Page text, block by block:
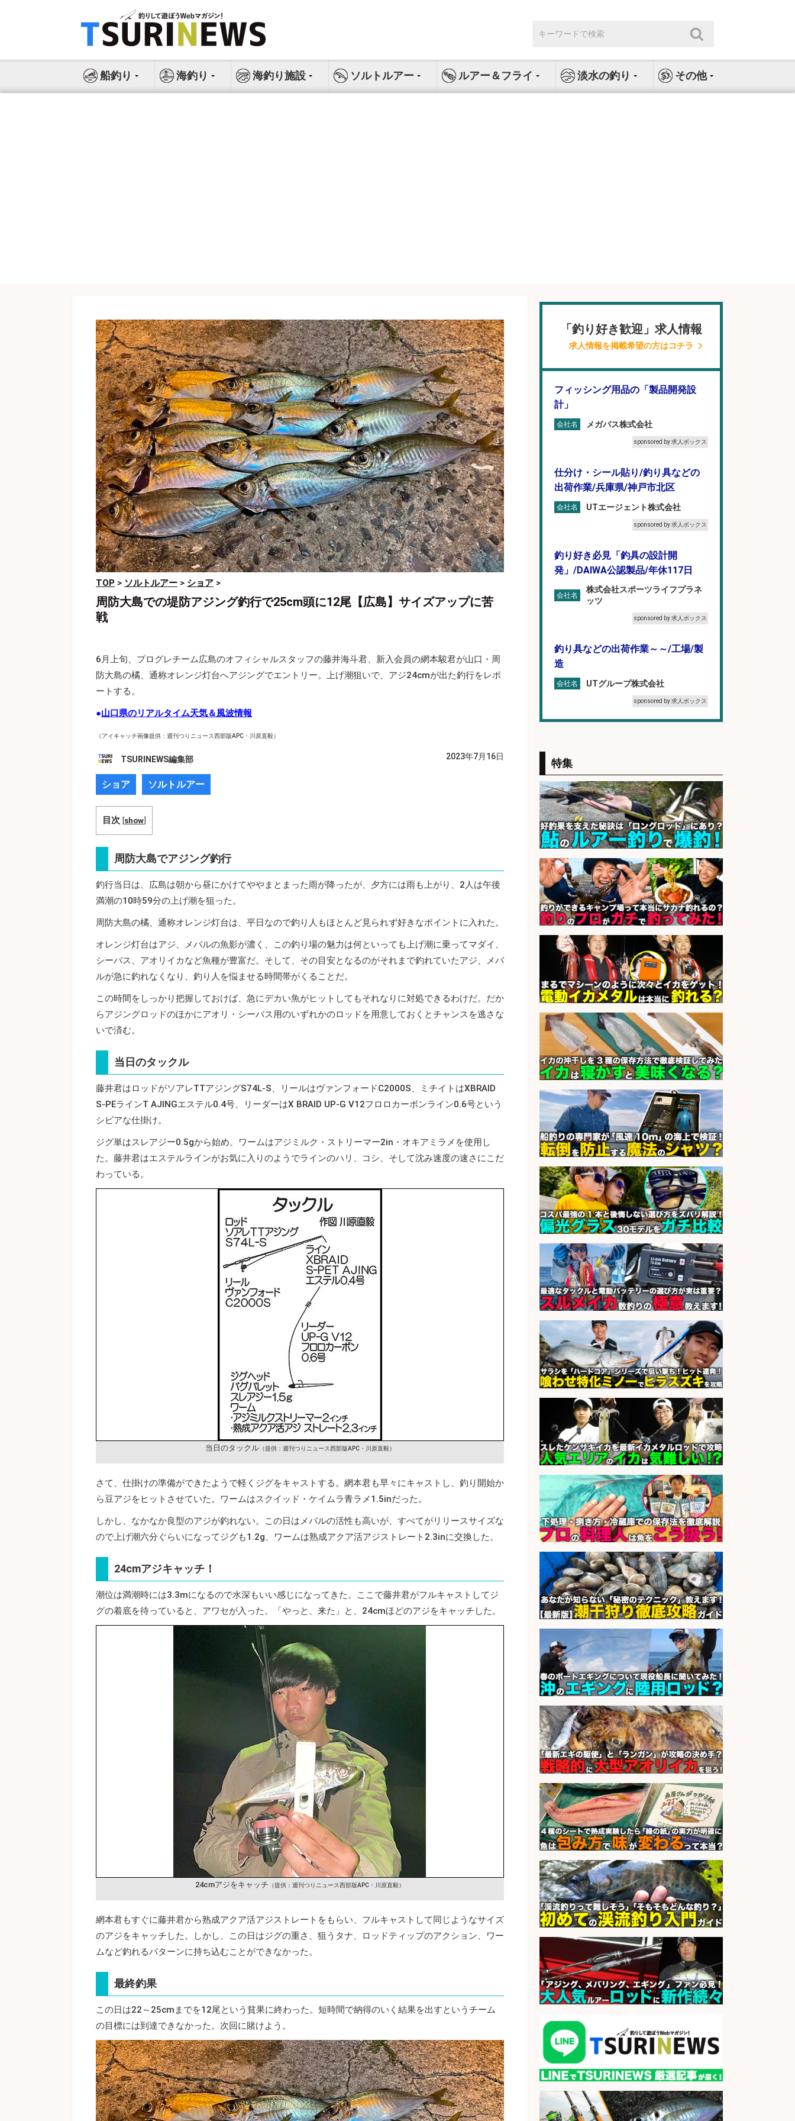
ス
索:
船釣り 海釣り 海釣り施設 ソルトルアー ルアー＆フライ 淡水の釣り その他
TOP > ソルトルアー > ショア >
周防大島での堤防アジング釣行で25cm頭に12尾【広島】サイズアップに苦
戦
6月上旬、プログレチーム広島のオフィシャルスタッフの藤井海斗君、新入会員の網本駿君が山口・周
防大島の橘、通称オレンジ灯台へアジングでエントリー。上げ潮狙いで、アジ24cmが出た釣行をレポ
ートする。
●山口県のリアルタイム天気＆風波情報
（アイキャッチ画像提供：週刊つりニュース西部版APC・川原直毅）
TSURINEWS編集部 2023年7月16日
ショア ソルトルアー
目次 [show]
周防大島でアジング釣行
釣行当日は、広島は朝から昼にかけてややまとまった雨が降ったが、夕方には雨も上がり、2人は午後
満潮の10時59分の上げ潮を狙った。
周防大島の橘、通称オレンジ灯台は、平日なので釣り人もほとんど見られず好きなポイントに入れた。
オレンジ灯台はアジ、メバルの魚影が濃く、この釣り場の魅力は何といっても上げ潮に乗ってマダイ、
シーバス、アオリイカなど魚種が豊富だ。そして、その目安となるのがそれまで釣れていたアジ、メバ
ルが急に釣れなくなり、釣り人を悩ませる時間帯がくることだ。
この時間をしっかり把握しておけば、急にデカい魚がヒットしてもそれなりに対処できるわけだ。だか
らアジングロッドのほかにアオリ・シーバス用のいずれかのロッドを用意しておくとチャンスを逃さな
いで済む。
当日のタックル
藤井君はロッドがソアレTTアジングS74L-S、リールはヴァンフォードC2000S、ミチイトはXBRAID
S‐PEラインT AJINGエステル0.4号、リーダーはX BRAID UP‐G V12フロロカーボンライン0.6号という
シビアな仕掛け。
ジグ単はスレアジー0.5gから始め、ワームはアジミルク・ストリーマー2in・オキアミラメを使用し
た。藤井君はエステルラインがお気に入りのようでラインのハリ、コシ、そして沈み速度の速さにこだ
わっている。
当日のタックル（提供：週刊つりニュース西部版APC・川原直毅）
さて、仕掛けの準備ができたようで軽くジグをキャストする。網本君も早々にキャストし、釣り開始か
ら豆アジをヒットさせていた。ワームはスクイッド・ケイムラ青ラメ1.5inだった。
しかし、なかなか良型のアジが釣れない。この日はメバルの活性も高いが、すべてがリリースサイズな
ので上げ潮六分ぐらいになってジグも1.2g、ワームは熟成アクア活アジストレート2.3inに交換した。
24cmアジキャッチ！
潮位は満潮時には3.3mになるので水深もいい感じになってきた。ここで藤井君がフルキャストしてジ
グの着底を待っていると、アワセが入った。「やっと、来た」と、24cmほどのアジをキャッチした。
24cmアジをキャッチ （提供：週刊つりニュース西部版APC・川原直毅）
網本君もすぐに藤井君から熟成アクア活アジストレートをもらい、フルキャストして同じようなサイズ
のアジをキャッチした。しかし、この日はジグの重さ、狙うタナ、ロッドティップのアクション、ワー
ムなど釣れるパターンに持ち込むことができなかった。
最終釣果
この日は22～25cmまでを12尾という貧果に終わった。短時間で納得のいく結果を出すというチーム
の目標には到達できなかった。次回に賭けよう。
「釣り好き歓迎」求人情報
求人情報を掲載希望の方はコチラ
フィッシング用品の「製品開発設
計」
会社名 メガバス株式会社
sponsored by 求人ボックス
仕分け・シール貼り/釣り具などの
出荷作業/兵庫県/神戸市北区
会社名 UTエージェント株式会社
sponsored by 求人ボックス
釣り好き必見「釣具の設計開
発」/DAIWA公認製品/年休117日
会社名
株式会社スポーツライフプラネ
ッツ
sponsored by 求人ボックス
釣り具などの出荷作業～～/工場/製
造
会社名 UTグループ株式会社
sponsored by 求人ボックス
のピッキング作業など/残業少なめ/
日勤&土日休み/未経験OK!
会社名
UTエージェント株式会社 関西第
二CU
sponsored by 求人ボックス
業10時間/経験者歓迎
会社名 広松久水産株式会社
sponsored by 求人ボックス
精肉・青果・鮮魚販売/「志布志
市」「時給1,150円〜」志布志市で
お魚のカットや商品の陳列業務/時
間選べる×未経験歓迎×残業少なめ/
鹿児島県/志布志市
会社名 株式会社ホットスタッフ鹿児島
sponsored by 求人ボックス
さかな専門学校の教員 教員免許不
要/水産業界の知識と経験を活かす
会社名
学校法人水野学園日本さかな専
門学校
sponsored by 求人ボックス
精肉・青果・鮮魚販売/「志布志
市」お魚のカットや商品の陳列スタ
ッフ/志布志市/「時給1,150円〜」/
未経験歓迎×残業少なめ×車通勤OK/
鹿児島県
株式会社ホットスタッフ鹿児島
sponsored by 求人ボックス
営業事務/釣り具メーカーでの営業
アシスタントのお仕事/残業なし/即
株式会社パソナ
sponsored by 求人ボックス
さらに求人情報を見る
特集